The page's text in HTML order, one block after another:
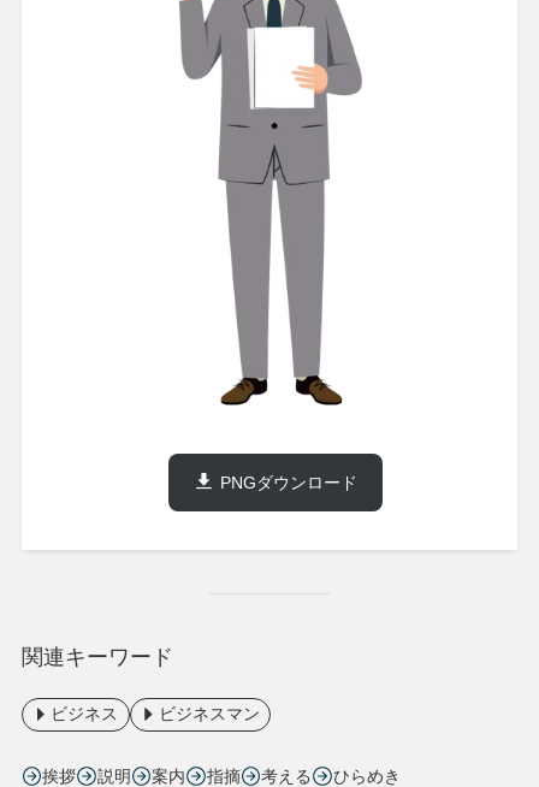
PNGダウンロード
関連キーワード
ビジネス ビジネスマン
挨拶 説明 案内 指摘 考える
ひらめき